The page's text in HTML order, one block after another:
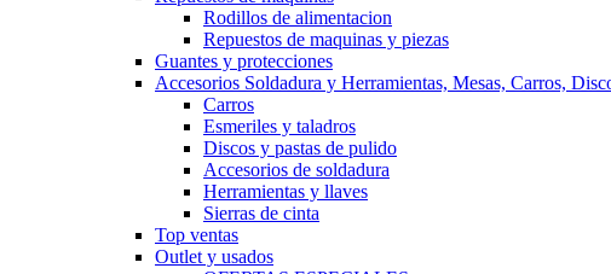
Rodillos de alimentacion
Repuestos de maquinas y piezas
Guantes y protecciones
Accesorios Soldadura y Herramientas, Mesas, Carros,
Carros
Esmeriles y taladros
Discos y pastas de pulido
Accesorios de soldadura
Herramientas y llaves
Sierras de cinta
Top ventas
Outlet y usados